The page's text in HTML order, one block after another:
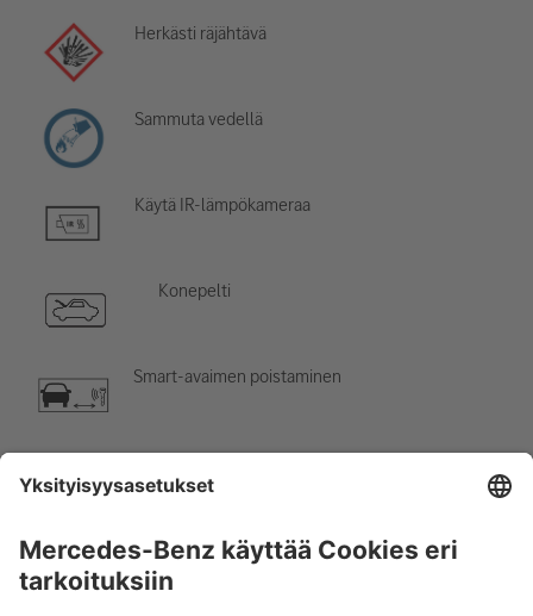
Herkästi räjähtävä
Sammuta vedellä
Käytä IR-lämpökameraa
Konepelti
Smart-avaimen poistaminen
Vaara, alhainen lämpötila